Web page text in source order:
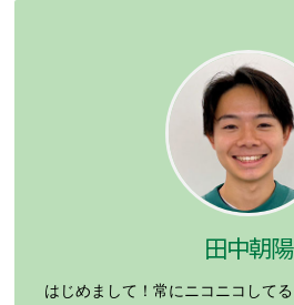
田中朝陽
はじめまして！常にニコニコしてる